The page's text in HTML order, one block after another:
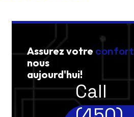
Assurez votre confort
nous
aujourd'hui!
Call